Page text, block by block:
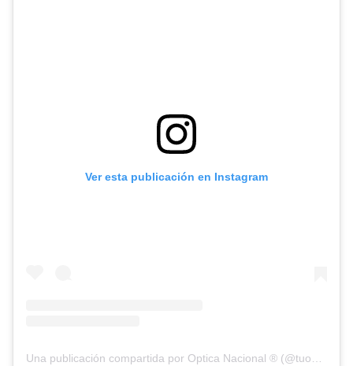
Ver esta publicación en Instagram
Una publicación compartida por Optica Nacional ® (@tuopticanacional)